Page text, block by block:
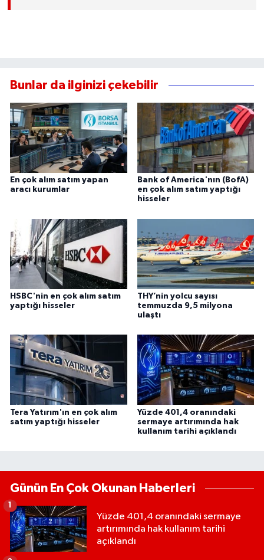
Bunlar da ilginizi çekebilir
En çok alım satım yapan
aracı kurumlar
Bank of America'nın (BofA)
en çok alım satım yaptığı
hisseler
HSBC'nin en çok alım satım
yaptığı hisseler
THY’nin yolcu sayısı
temmuzda 9,5 milyona
ulaştı
Tera Yatırım'ın en çok alım
satım yaptığı hisseler
Yüzde 401,4 oranındaki
sermaye artırımında hak
kullanım tarihi açıklandı
Günün En Çok Okunan Haberleri
Yüzde 401,4 oranındaki sermaye
artırımında hak kullanım tarihi
açıklandı